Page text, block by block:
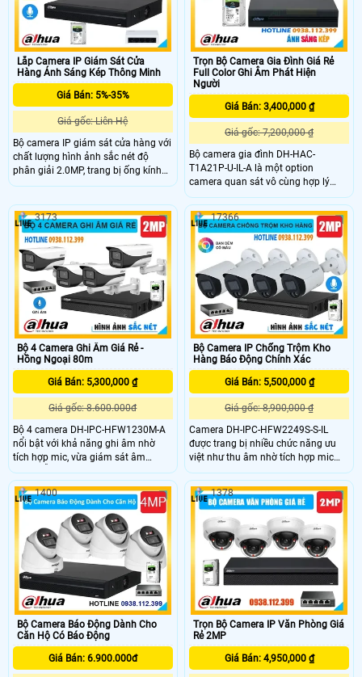
thẻ nhớ tới 512GB, kết nối Wi-Fi 6
mạnh mẽ, phù hợp lắp đặt gia đình
ban đêm hiệu quả
Lắp Camera IP Giám Sát Cửa
Hàng Ánh Sáng Kép Thông Minh
Giá Bán: 5%-35%
Giá gốc: Liên Hệ
Bộ camera IP giám sát cửa hàng với
chất lượng hình ảnh sắc nét độ
phân giải 2.0MP, trang bị ống kính
cố định 2. 8mm với góc nhìn rộng
kép thông minh, giúp giám sát mọi
hoạt động trong cửa hàng cả ban
ngày lẫn ban đêm một cách rõ nét.
Trọn Bộ Camera Gia Đình Giá Rẻ
Full Color Ghi Âm Phát Hiện
Người
Giá Bán: 3,400,000 ₫
Giá gốc: 7,200,000 ₫
Bộ camera gia đình DH-HAC-
T1A21P-U-IL-A là một option
camera quan sát vô cùng hợp lý
dành cho bạn với công nghệ ánh
sáng kép thông minh, mang lại hình
ảnh sắc nét cả ngày lẫn đêm.
Camera hỗ trợ 4 chế độ kết nối
CVI/TVI/AHD/Analog, trang bị ống
kính cố định 2. 8mm, góc quan sát
rộng 100 độ bao quát tốt các không
gian giám sát
Bộ 4 Camera Ghi Âm Giá Rẻ -
Hồng Ngoại 80m
Giá Bán: 5,300,000 ₫
Giá gốc: 8.600.000đ
Bộ 4 camera DH-IPC-HFW1230M-A
nổi bật với khả năng ghi âm nhờ
tích hợp mic, vừa giám sát âm
thanh lẫn hình ảnh. Với độ phân
giải 2MP hình ảnh sắc nét hồng
ngoại 80m, chuẩn nén H.265+ và
tính năng phát hiện con người
thông minh, camera đảm bảo chất
lượng hình ảnh vượt trội
3173
Bộ Camera IP Chống Trộm Kho
Hàng Báo Động Chính Xác
Giá Bán: 5,500,000 ₫
Giá gốc: 8,900,000 ₫
Camera DH-IPC-HFW2249S-S-IL
được trang bị nhiều chức năng ưu
việt như thu âm nhờ tích hợp mic
trên camera, đèn trợ sáng full color
30m giúp quản lý kho hàng dễ dàng
và hiệu quả hơn. Ngoài ra camera
DH-IPC-HFW2249S-S-IL còn sở hữu
khả năng chống trộm với cảm biến
thông minh, ngăn chặn mọi sự xâm
nhập trái phép đến kho hàng của
bạn.
17366
Bộ Camera Báo Động Dành Cho
Căn Hộ Có Báo Động
Giá Bán: 6.900.000đ
1400
Trọn Bộ Camera IP Văn Phòng Giá
Rẻ 2MP
Giá Bán: 4,950,000 ₫
1378